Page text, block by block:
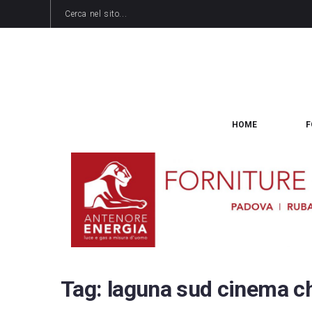
HOME
Tag: laguna sud cinema